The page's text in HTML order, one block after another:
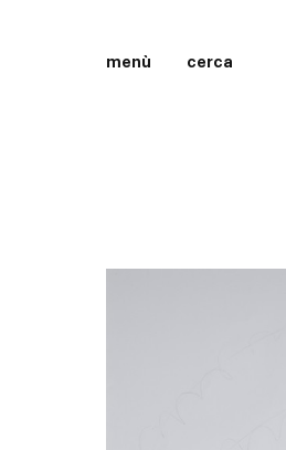
menù cerca